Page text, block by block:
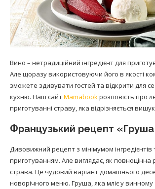
Вино – нетрадиційний інгредієнт для
Але щоразу використовуючи його в якості
зможете здивувати гостей та відкрити для
кухню. Наш сайтMamabookрозповість про
приготуванні страву, яка відрізняється
Французький рецепт «Груша
Дивовижний рецепт з мінімумом
приготуванням. Але виглядає, як повноцінна
страва. Це чудовий варіант домашнього
новорічного меню. Груша, яка мліє у винному